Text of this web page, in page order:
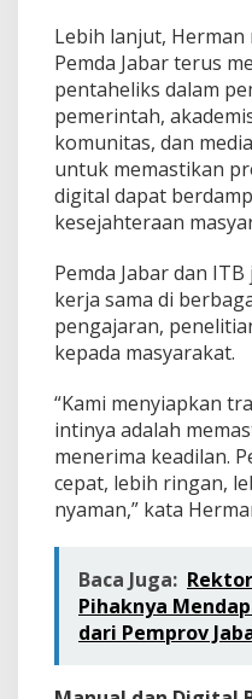
Lebih lanjut, Herman
Pemda Jabar terus
pentaheliks dalam
pemerintah,
komunitas, dan
untuk memastikan
digital dapat
kesejahteraan
Pemda Jabar dan
kerja sama di
pengajaran,
kepada masyarakat.
“Kami menyiapkan
intinya adalah
menerima keadilan.
cepat, lebih ringan,
nyaman,” kata
Baca Juga:
Pihaknya
dari Pemprov